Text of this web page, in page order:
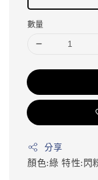
數量
分享
顏色:綠 特性:閃